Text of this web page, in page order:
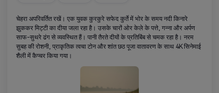
चेहरा अपरिवर्तित रखें। एक युवक कुरकुरे सफेद कुर्ते में भोर के समय नदी किनारे
झुककर मिट्टी का दीया जला रहा है। उसके चारों ओर केले के पत्ते, गन्ना और अर्पण
साफ-सुथरे ढंग से व्यवस्थित हैं। पानी तैरते दीयों के प्रतिबिंब से चमक रहा है। नरम
सुबह की रोशनी, प्राकृतिक त्वचा टोन और शांत छठ पूजा वातावरण के साथ 4K सिनेमाई
शैली में कैप्चर किया गया।